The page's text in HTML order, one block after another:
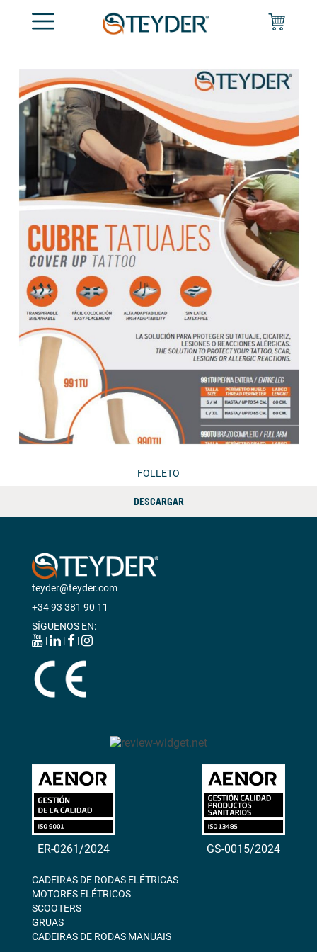
FOLLETO
DESCARGAR
teyder@teyder.com
+34 93 381 90 11
SÍGUENOS EN:
|
| |
ER-0261/2024 GS-0015/2024
CADEIRAS DE RODAS ELÉTRICAS
MOTORES ELÉTRICOS
SCOOTERS
GRUAS
CADEIRAS DE RODAS MANUAIS